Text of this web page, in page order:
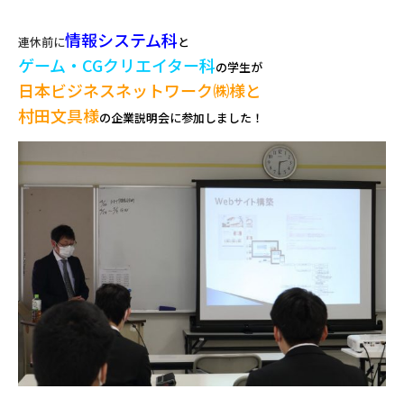
連休前に情報システム科と
ゲーム・CGクリエイター科の学生が
日本ビジネスネットワーク㈱様と
村田文具様の企業説明会に参加しました！